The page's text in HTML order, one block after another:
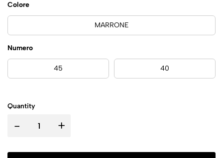
Colore
MARRONE
Numero
45 40
Quantity
- +